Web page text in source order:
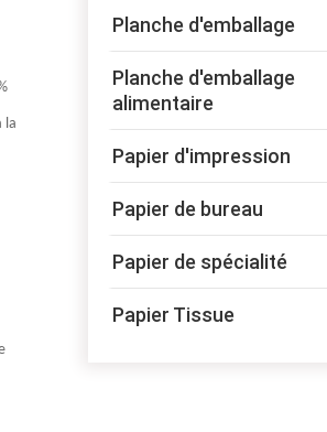
la
Planche d'emballage
Planche d'emballage
alimentaire
Papier d'impression
Papier de bureau
Papier de spécialité
Papier Tissue